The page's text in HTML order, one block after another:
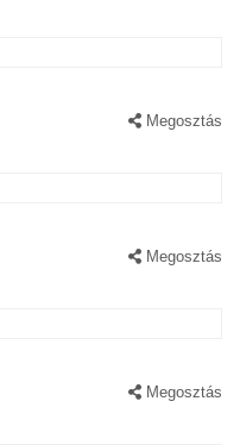
Megosztás
Megosztás
Megosztás